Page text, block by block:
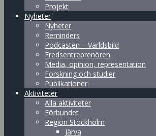
Projekt
Nyheter
Nyheter
Reminders
Podcasten – Världsbild
Fredsentreprenören
Media, opinion, representation
Forskning och studier
Publikationer
Aktiviteter
Alla aktiviteter
Förbundet
Region Stockholm
Järva